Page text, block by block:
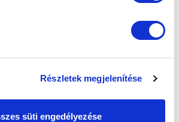
Részletek megjelenítése
süti engedélyezése
HORVÁTH MIHÁLY
OPERATÍV IGAZGATÓ